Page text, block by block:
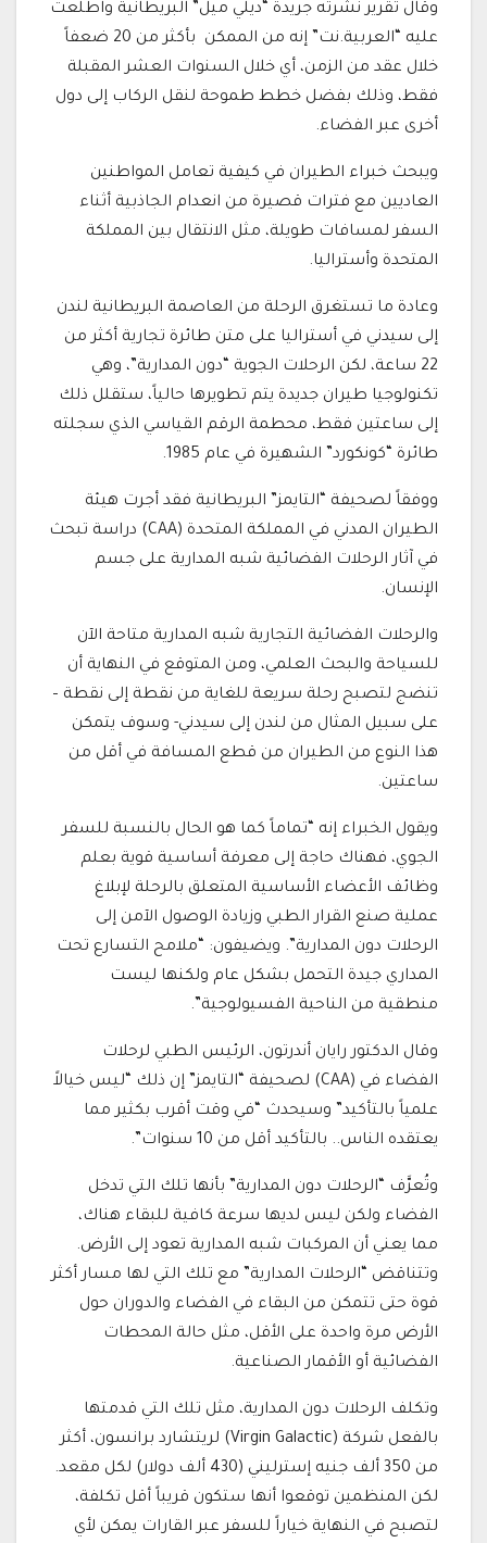
وقال تقرير نشرته جريدة “ديلي ميل” البريطانية واطلعت
عليه “العربية.نت” إنه من الممكن بأكثر من 20 ضعفاً
خلال عقد من الزمن، أي خلال السنوات العشر المقبلة
فقط، وذلك بفضل خطط طموحة لنقل الركاب إلى دول
أخرى عبر الفضاء.
ويبحث خبراء الطيران في كيفية تعامل المواطنين
العاديين مع فترات قصيرة من انعدام الجاذبية أثناء
السفر لمسافات طويلة، مثل الانتقال بين المملكة
المتحدة وأستراليا.
وعادة ما تستغرق الرحلة من العاصمة البريطانية لندن
إلى سيدني في أستراليا على متن طائرة تجارية أكثر من
22 ساعة، لكن الرحلات الجوية “دون المدارية”، وهي
تكنولوجيا طيران جديدة يتم تطويرها حالياً، ستقلل ذلك
إلى ساعتين فقط، محطمة الرقم القياسي الذي سجلته
طائرة “كونكورد” الشهيرة في عام 1985.
ووفقاً لصحيفة “التايمز” البريطانية فقد أجرت هيئة
الطيران المدني في المملكة المتحدة (CAA) دراسة تبحث
في آثار الرحلات الفضائية شبه المدارية على جسم
الإنسان.
والرحلات الفضائية التجارية شبه المدارية متاحة الآن
للسياحة والبحث العلمي، ومن المتوقع في النهاية أن
تنضج لتصبح رحلة سريعة للغاية من نقطة إلى نقطة –
على سبيل المثال من لندن إلى سيدني- وسوف يتمكن
هذا النوع من الطيران من قطع المسافة في أقل من
ساعتين.
ويقول الخبراء إنه “تماماً كما هو الحال بالنسبة للسفر
الجوي، فهناك حاجة إلى معرفة أساسية قوية بعلم
وظائف الأعضاء الأساسية المتعلق بالرحلة لإبلاغ
عملية صنع القرار الطبي وزيادة الوصول الآمن إلى
الرحلات دون المدارية”. ويضيفون: “ملامح التسارع تحت
المداري جيدة التحمل بشكل عام ولكنها ليست
منطقية من الناحية الفسيولوجية”.
وقال الدكتور رايان أندرتون، الرئيس الطبي لرحلات
الفضاء في (CAA) لصحيفة “التايمز” إن ذلك “ليس خيالاً
علمياً بالتأكيد” وسيحدث “في وقت أقرب بكثير مما
يعتقده الناس.. بالتأكيد أقل من 10 سنوات”.
وتُعرَّف “الرحلات دون المدارية” بأنها تلك التي تدخل
الفضاء ولكن ليس لديها سرعة كافية للبقاء هناك،
مما يعني أن المركبات شبه المدارية تعود إلى الأرض.
وتتناقض “الرحلات المدارية” مع تلك التي لها مسار أكثر
قوة حتى تتمكن من البقاء في الفضاء والدوران حول
الأرض مرة واحدة على الأقل، مثل حالة المحطات
الفضائية أو الأقمار الصناعية.
وتكلف الرحلات دون المدارية، مثل تلك التي قدمتها
بالفعل شركة (Virgin Galactic) لريتشارد برانسون، أكثر
من 350 ألف جنيه إسترليني (430 ألف دولار) لكل مقعد.
لكن المنظمين توقعوا أنها ستكون قريباً أقل تكلفة،
لتصبح في النهاية خياراً للسفر عبر القارات يمكن لأي